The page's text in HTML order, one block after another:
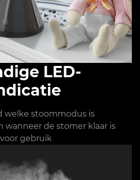
LED-
welke stoommodus is
wanneer de stomer klaar is
voor gebruik